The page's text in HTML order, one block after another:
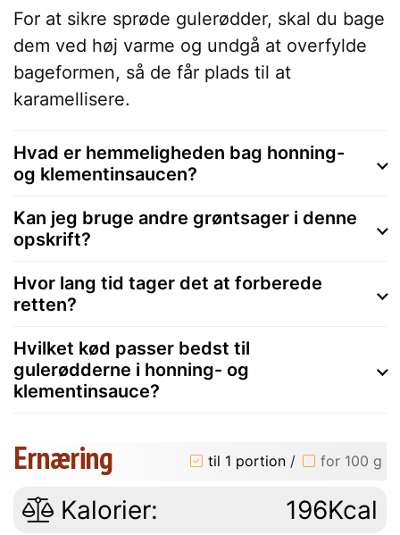
For at sikre sprøde gulerødder, skal du bage
dem ved høj varme og undgå at overfylde
bageformen, så de får plads til at
karamellisere.
Hvad er hemmeligheden bag honning-
og klementinsaucen?
Kan jeg bruge andre grøntsager i denne
opskrift?
Hvor lang tid tager det at forberede
retten?
Hvilket kød passer bedst til
gulerødderne i honning- og
klementinsauce?
Ernæring til 1 portion / for 100 g
Kalorier: 196Kcal